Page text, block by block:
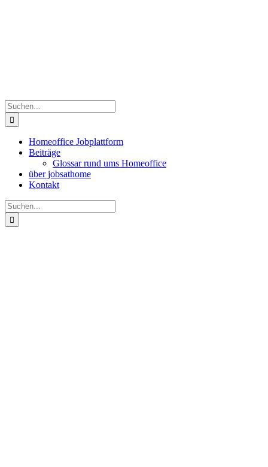
Suche
nach:
Homeoffice Jobplattform
Beiträge
Glossar rund ums Homeoffice
über jobsathome
Kontakt
Suche
nach: